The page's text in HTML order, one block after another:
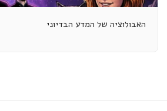
האבולוציה של המדע הבדיוני